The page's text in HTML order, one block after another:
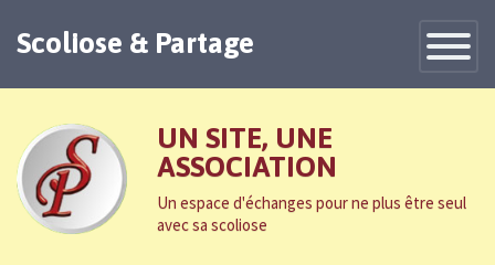
Toggle
Scoliose & Partage
UN SITE, UNE
ASSOCIATION
Un espace d'échanges pour ne plus être seul
avec sa scoliose